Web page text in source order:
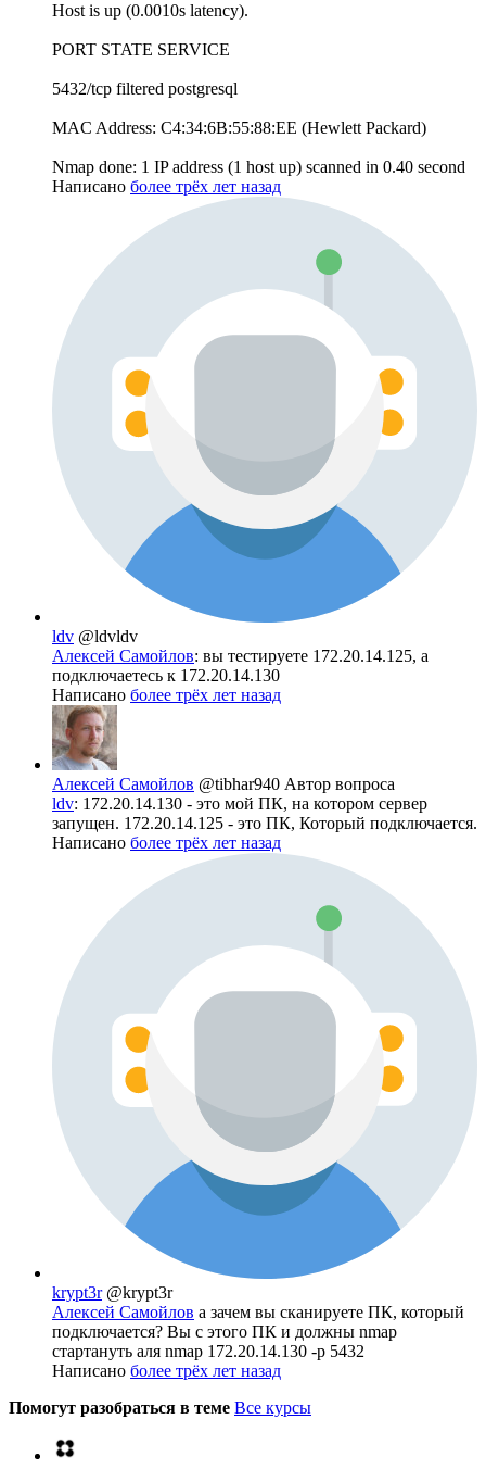
Host is up (0.0010s latency).
PORT STATE SERVICE
5432/tcp filtered postgresql
MAC Address: C4:34:6B:55:88:EE (Hewlett Packard)
Nmap done: 1 IP address (1 host up) scanned in 0.40 second
Написано более трёх лет назад
ldv @ldvldv
Алексей Самойлов: вы тестируете 172.20.14.125, а
подключаетесь к 172.20.14.130
Написано более трёх лет назад
Алексей Самойлов @tibhar940 Автор вопроса
ldv: 172.20.14.130 - это мой ПК, на котором сервер
запущен. 172.20.14.125 - это ПК, Который подключается.
Написано более трёх лет назад
krypt3r @krypt3r
Алексей Самойлов а зачем вы сканируете ПК, который
подключается? Вы с этого ПК и должны nmap
стартануть аля nmap 172.20.14.130 -p 5432
Написано более трёх лет назад
Помогут разобраться в теме Все курсы